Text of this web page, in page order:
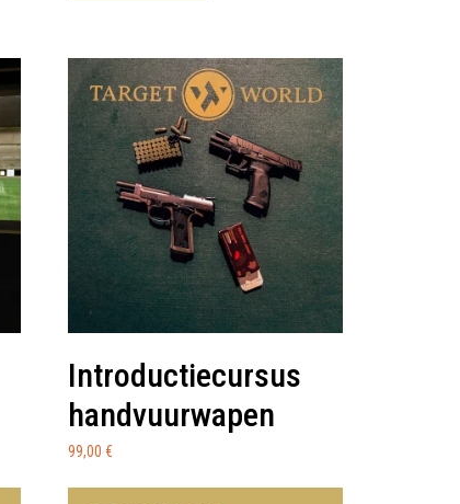
Introductiecursus
handvuurwapen
99,00€